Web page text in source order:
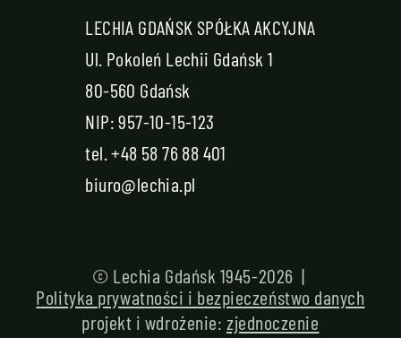
LECHIA GDAŃSK SPÓŁKA AKCYJNA
Ul. Pokoleń Lechii Gdańsk 1
80-560 Gdańsk
NIP: 957-10-15-123
tel.+48 58 76 88 401
biuro@lechia.pl
© Lechia Gdańsk 1945-2026 |
Polityka prywatności i bezpieczeństwo danych
projekt i wdrożenie: zjednoczenie